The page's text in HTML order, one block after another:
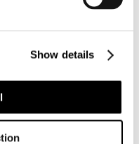
Show details
turistica -
9 agosto 1993 n. 28).
6 marzo 2007)